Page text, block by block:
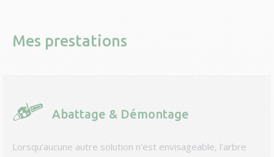
Mes prestations
Abattage & Démontage
Lorsqu’aucune autre solution n’est envisageable, l’arbre